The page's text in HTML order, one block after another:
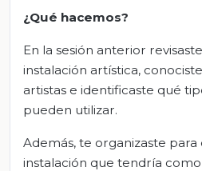
¿Qué hacemos?
En la sesión anterior
instalación artística,
artistas e identificaste qué
pueden utilizar.
Además, te organizaste
instalación que tendría